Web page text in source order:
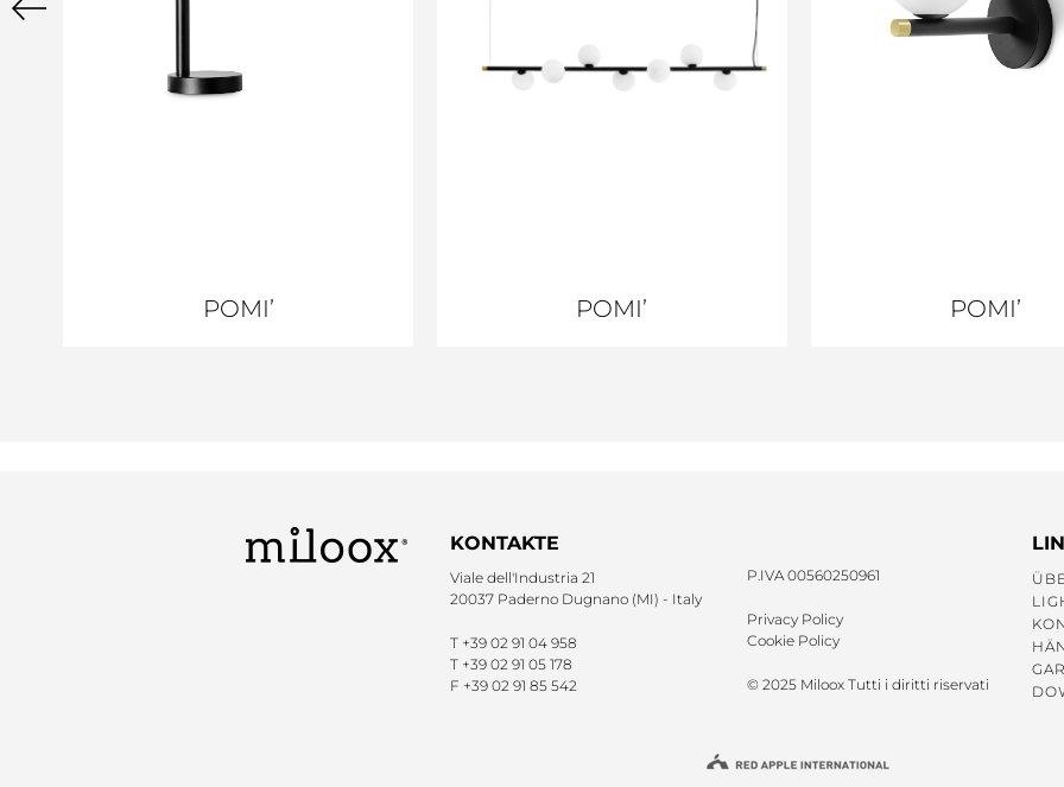
POMI’ POMI’ POMI’
KONTAKTE
Viale dell'Industria 21
20037 Paderno Dugnano (MI) - Italy
T +39 02 91 04 958
T +39 02 91 05 178
F +39 02 91 85 542
P.IVA 00560250961
Privacy Policy
Cookie Policy
© 2025 Miloox Tutti i diritti riservati